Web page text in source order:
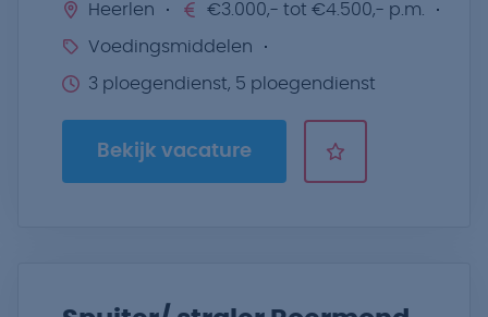
Heerlen €3.000,- tot €4.500,- p.m.
Voedingsmiddelen
3 ploegendienst, 5 ploegendienst
Bekijk vacature